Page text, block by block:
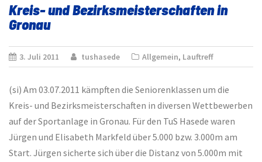
–
Kreis- und Bezirksmeisterschaften in
Gronau
3. Juli 2011 tushasede Allgemein, Lauftreff
(si) Am 03.07.2011 kämpften die Seniorenklassen um die
Kreis- und Bezirksmeisterschaften in diversen Wettbewerben
auf der Sportanlage in Gronau. Für den TuS Hasede waren
Jürgen und Elisabeth Markfeld über 5.000 bzw. 3.000m am
Start. Jürgen sicherte sich über die Distanz von 5.000m mit